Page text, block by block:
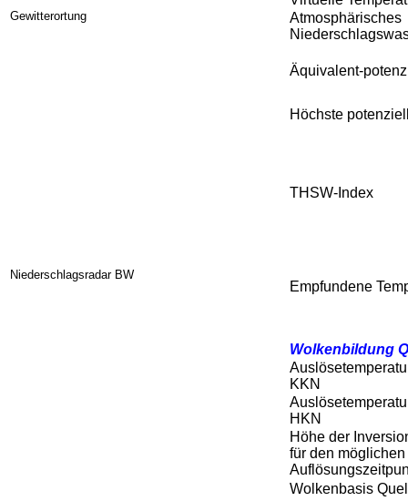
Niederschlagsradar BW
Gewitterortung